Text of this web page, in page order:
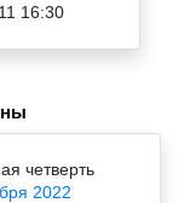
11 16:30
четверть
2022